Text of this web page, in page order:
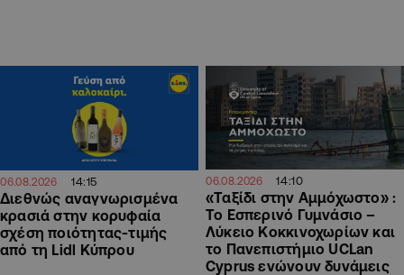
06.08.2026 14:15
Διεθνώς αναγνωρισμένα
κρασιά στην κορυφαία
σχέση ποιότητας-τιμής
από τη Lidl Κύπρου
06.08.2026 14:10
«Ταξίδι στην Αμμόχωστο» :
Το Εσπερινό Γυμνάσιο –
Λύκειο Κοκκινοχωρίων και
το Πανεπιστήμιο UCLan
Cyprus ενώνουν δυνάμεις